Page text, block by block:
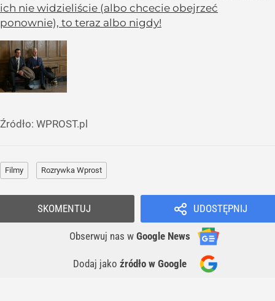
ich nie widzieliście (albo chcecie obejrzeć
ponownie), to teraz albo nigdy!
Źródło: WPROST.pl
Filmy Rozrywka Wprost
UDOSTĘPNIJ
Obserwuj nas w Google News
Dodaj jako źródło w Google
SKOMENTUJ